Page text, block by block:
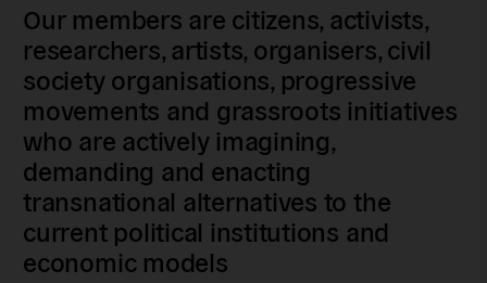
Our members are citizens, activists,
researchers, artists, organisers, civil
society organisations, progressive
movements and grassroots initiatives
who are actively imagining,
demanding and enacting
transnational alternatives to the
current political institutions and
economic models